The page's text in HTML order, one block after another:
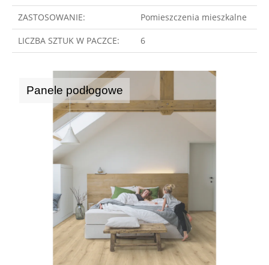
ZASTOSOWANIE: Pomieszczenia mieszkalne
LICZBA SZTUK W PACZCE: 6
Panele podłogowe